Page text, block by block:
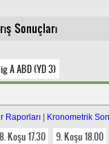
Sonuçları
A ABD (YD 3)
Raporları Kronometrik
8. Koşu 17.30 9. Koşu 18.00